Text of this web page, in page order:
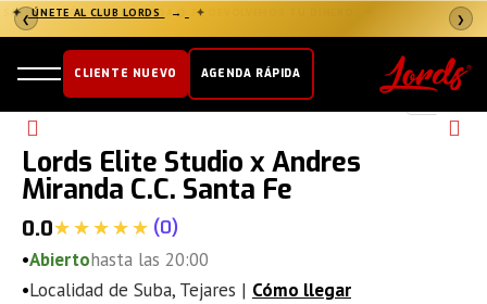
❮ ❯
✦ ÚNETE AL CLUB LORDS → ✦
CLIENTE NUEVO AGENDA RÁPIDA
Lords Elite Studio x Andres
Miranda C.C. Santa Fe
0.0 (0)
•Abiertohasta las 20:00
•Localidad de Suba, Tejares | Cómo llegar